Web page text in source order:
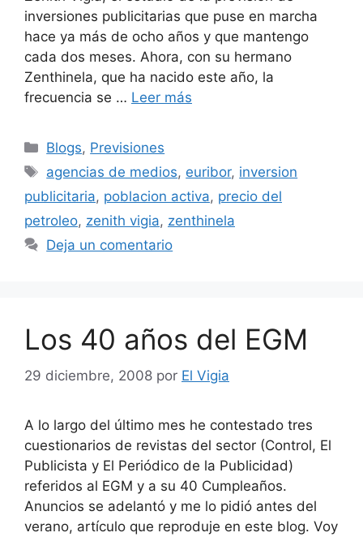
inversiones publicitarias que puse en marcha
hace ya más de ocho años y que mantengo
cada dos meses. Ahora, con su hermano
Zenthinela, que ha nacido este año, la
frecuencia se … Leer más
Categorías
Blogs, Previsiones
Etiquetas
agencias de medios, euribor, inversion
publicitaria, poblacion activa, precio del
petroleo, zenith vigia, zenthinela
Deja un comentario
Los 40 años del EGM
29 diciembre, 2008 por El Vigia
A lo largo del último mes he contestado tres
cuestionarios de revistas del sector (Control, El
Publicista y El Periódico de la Publicidad)
referidos al EGM y a su 40 Cumpleaños.
Anuncios se adelantó y me lo pidió antes del
verano, artículo que reproduje en este blog. Voy